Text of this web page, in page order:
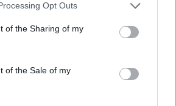
Opt Outs
of the Sharing of my
of the Sale of my